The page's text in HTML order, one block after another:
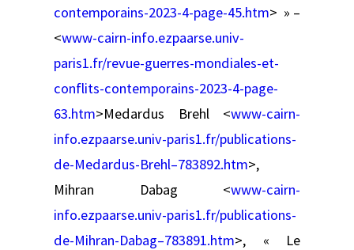
contemporains-2023-4-page-45.htm> » –
<www-cairn-info.ezpaarse.univ-
paris1.fr/revue-guerres-mondiales-et-
conflits-contemporains-2023-4-page-
63.htm>Medardus Brehl <www-cairn-
info.ezpaarse.univ-paris1.fr/publications-
de-Medardus-Brehl–783892.htm>,
Mihran Dabag <www-cairn-
info.ezpaarse.univ-paris1.fr/publications-
de-Mihran-Dabag–783891.htm>, « Le